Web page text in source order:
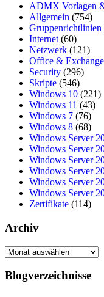
ADMX Vorlagen
Allgemein (754)
Gruppenrichtlinien
Internet (60)
Netzwerk (121)
Office & Exchange
Security (296)
Skripte (546)
Windows 10 (221)
Windows 11 (43)
Windows 7 (76)
Windows 8 (68)
Windows Server
Windows Server
Windows Server
Windows Server
Windows Server
Windows Server
Zertifikate (114)
Archiv
Archiv
Blogverzeichnisse